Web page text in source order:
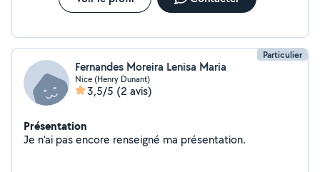
Particulier
Fernandes Moreira Lenisa Maria
Nice (Henry Dunant)
3,5/5 (2 avis)
Présentation
Je n'ai pas encore renseigné ma présentation.